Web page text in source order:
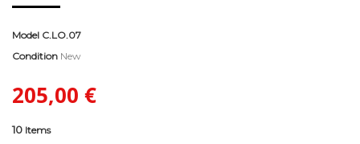
Model C.LO.07
Condition New
205,00 €
10 Items